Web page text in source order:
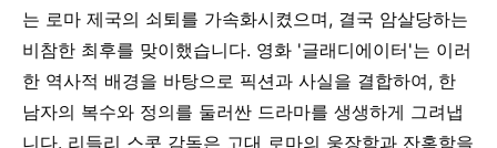
는 로마 제국의 쇠퇴를 가속화시켰으며, 결국 암살당하는
비참한 최후를 맞이했습니다. 영화 '글래디에이터'는 이러
한 역사적 배경을 바탕으로 픽션과 사실을 결합하여, 한
남자의 복수와 정의를 둘러싼 드라마를 생생하게 그려냅
니다. 리들리 스콧 감독은 고대 로마의 웅장함과 잔혹함을